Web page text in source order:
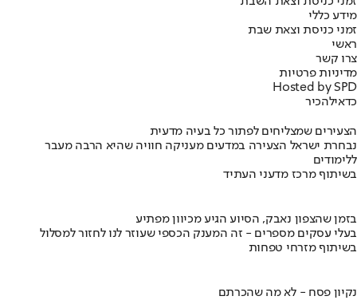
מידע כללי
זמני כניסת וצאת שבת
ראשי
צרו קשר
מדיניות פרטיות
Hosted by SPD
כדאילהכיר
הצעירים שמצליחים לפתור כל בעיה מדעית
נבחרת ישראל הצעירה במדעים מעניקה חוויה שהיא הרבה מעבר
ללימודים
בשיתוף מרכז מדעני העתיד
בזמן שהצפון נאבק, הסיוע הגיע מכיוון מפתיע
בעלי עסקים מספרים - זה המענק הכספי שעוזר לנו לחזור למסלול
בשיתוף מזרחי טפחות
נקיון פסח - לא מה שהכרתם